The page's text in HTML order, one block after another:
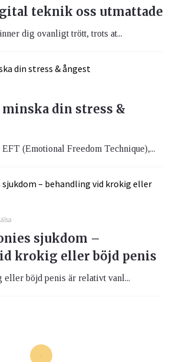
teknik oss utmattade
dig ovanligt trött, trots at...
din stress &
(Emotional Freedom Technique),...
sjukdom –
krokig eller böjd penis
eller böjd penis är relativt vanl...